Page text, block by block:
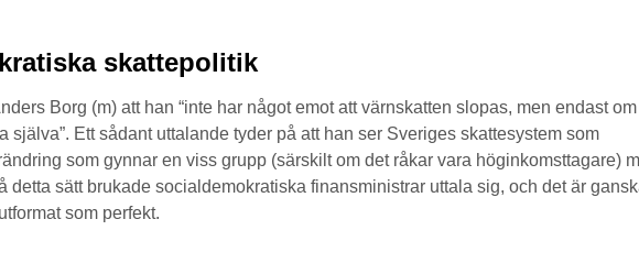
skattepolitik
Borg (m) att han “inte har något emot att värnskatten slopas, men endast om
Ett sådant uttalande tyder på att han ser Sveriges skattesystem som
som gynnar en viss grupp (särskilt om det råkar vara höginkomsttagare)
detta sätt brukade socialdemokratiska finansministrar uttala sig, och det är
som perfekt.